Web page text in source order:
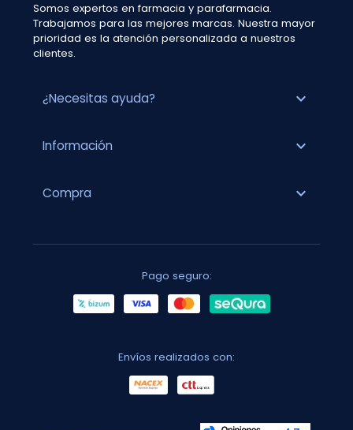
Somos expertos en farmacia y parafarmacia.
Trabajamos para las mejores marcas. Nuestra mayor
prioridad es la atención personalizada a nuestros
clientes.
¿Necesitas ayuda? expand_more
Información expand_more
Compra expand_more
Pago seguro:
Envíos realizados con: